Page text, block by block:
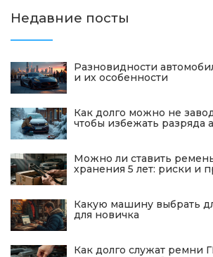
Недавние посты
Разновидности
и их особенности
Как долго можно не
чтобы избежать разряда
Можно ли ставить
хранения 5 лет: риски и
Какую машину выбрать
для новичка
Как долго служат ремни